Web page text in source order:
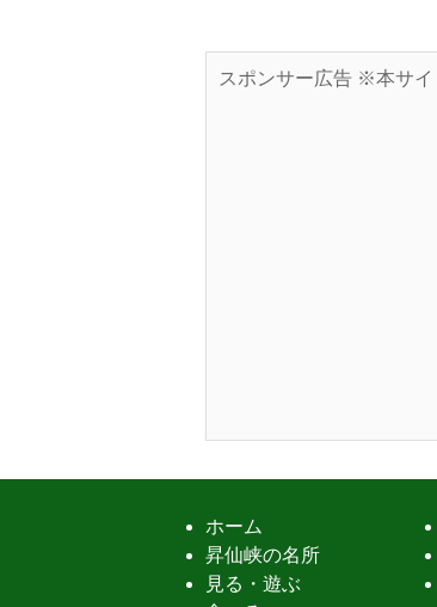
スポンサー広告 ※本サイ
ホーム
昇仙峡の名所
見る・遊ぶ